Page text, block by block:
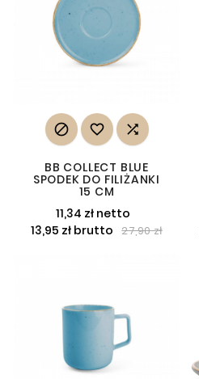
  
BB COLLECT BLUE
SPODEK DO FILIŻANKI
15 CM
11,34 zł netto
13,95 zł brutto 27,90 zł